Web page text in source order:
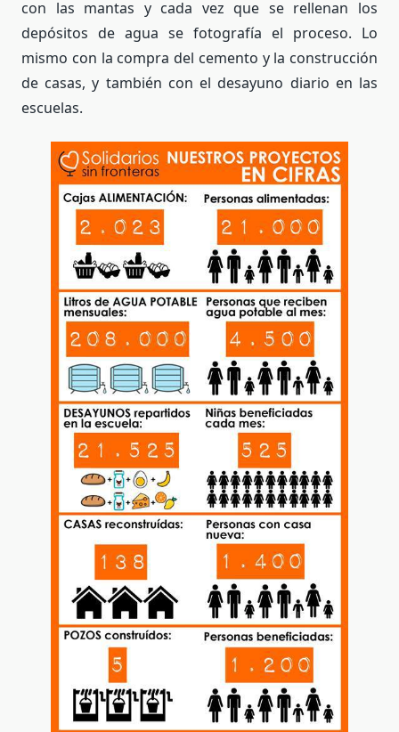
con las mantas y cada vez que se rellenan los
depósitos de agua se fotografía el proceso. Lo
mismo con la compra del cemento y la construcción
de casas, y también con el desayuno diario en las
escuelas.